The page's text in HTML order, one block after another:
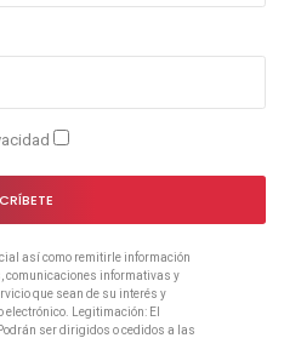
así como remitirle información
comunicaciones informativas y
que sean de su interés y
Legitimación: El
ser dirigidos o cedidos a las